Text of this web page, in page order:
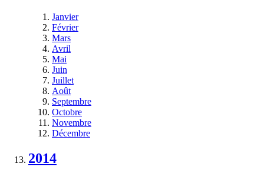
Janvier
Février
Mars
Avril
Mai
Juin
Juillet
Août
Septembre
Octobre
Novembre
Décembre
2014